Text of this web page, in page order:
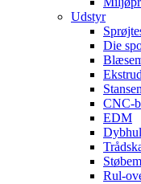
Udstyr
Die
CNC-
EDM
Rul-